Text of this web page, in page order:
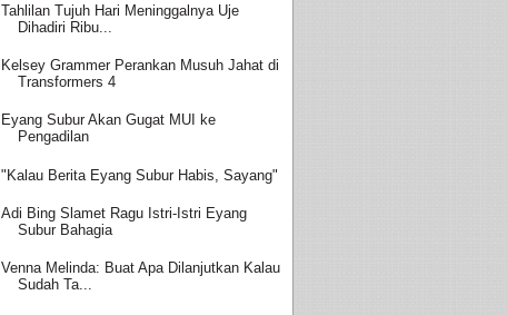
Tahlilan Tujuh Hari Meninggalnya Uje
Dihadiri Ribu...
Kelsey Grammer Perankan Musuh Jahat di
Transformers 4
Eyang Subur Akan Gugat MUI ke
Pengadilan
"Kalau Berita Eyang Subur Habis, Sayang"
Adi Bing Slamet Ragu Istri-Istri Eyang
Subur Bahagia
Venna Melinda: Buat Apa Dilanjutkan Kalau
Sudah Ta...